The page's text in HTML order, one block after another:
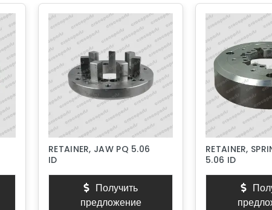
RETAINER, JAW PQ 5.06
ID
Получить
предложение
RETAINER,
5.06 ID